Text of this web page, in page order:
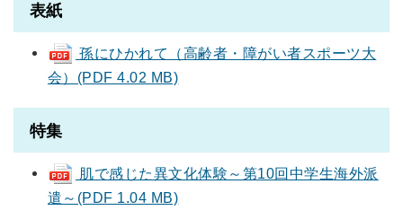
表紙
孫にひかれて（高齢者・障がい者スポーツ大
会）(PDF 4.02 MB)
特集
肌で感じた異文化体験～第10回中学生海外派
遣～(PDF 1.04 MB)